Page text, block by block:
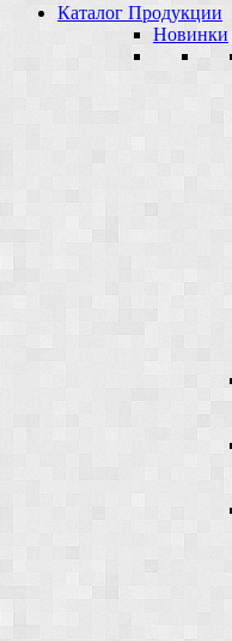
Каталог Продукции
Новинки